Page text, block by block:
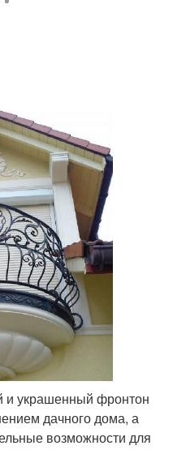
и украшенный фронтон
дачного дома, а
возможности для